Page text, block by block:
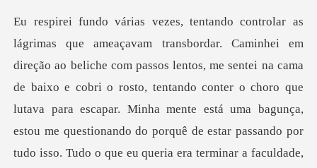
e cobri o rosto, tentando conter o choro que
lutava para escapar. Minha mente está uma bagunça,
estou me questionando do porquê de estar passando por
tudo isso. Tudo o